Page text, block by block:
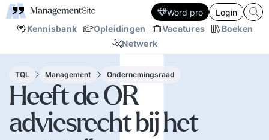
Kennisbank Opleidingen Vacatures
Boeken
Netwerk
Word pro Login
TQL Management Ondernemingsraad
Heeft de OR
adviesrecht bij het